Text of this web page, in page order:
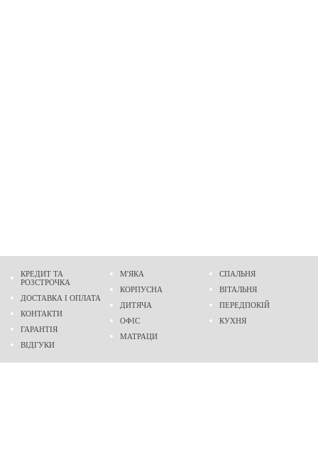
КРЕДИТ ТА
РОЗСТРОЧКА
ДОСТАВКА І ОПЛАТА
КОНТАКТИ
ГАРАНТІЯ
ВІДГУКИ
М'ЯКА
КОРПУСНА
ДИТЯЧА
ОФІС
МАТРАЦИ
СПАЛЬНЯ
ВІТАЛЬНЯ
ПЕРЕДПОКІЙ
КУХНЯ